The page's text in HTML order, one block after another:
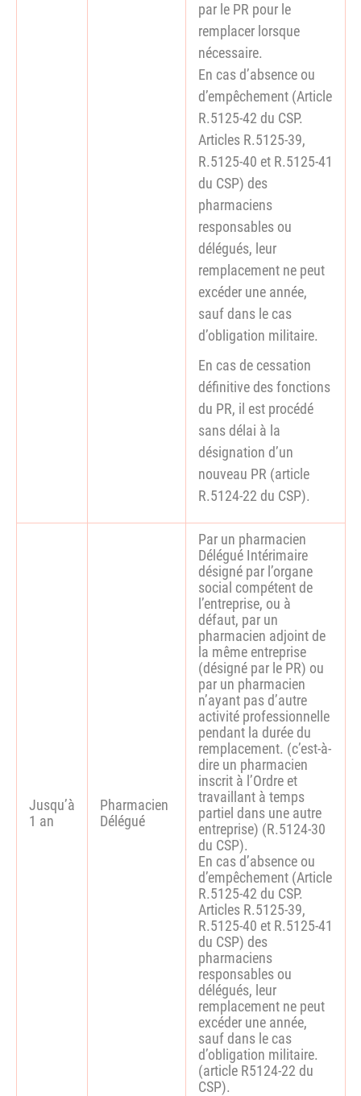
par le PR pour le
remplacer lorsque
nécessaire.
En cas d’absence ou
d’empêchement (Article
R.5125-42 du CSP.
Articles R.5125-39,
R.5125-40 et R.5125-41
du CSP) des
pharmaciens
responsables ou
délégués, leur
remplacement ne peut
excéder une année,
sauf dans le cas
d’obligation militaire.
En cas de cessation
définitive des fonctions
du PR, il est procédé
sans délai à la
désignation d’un
nouveau PR (article
R.5124-22 du CSP).
Jusqu’à
1 an
Pharmacien
Délégué
Par un pharmacien
Délégué Intérimaire
désigné par l’organe
social compétent de
l’entreprise, ou à
défaut, par un
pharmacien adjoint de
la même entreprise
(désigné par le PR) ou
par un pharmacien
n’ayant pas d’autre
activité professionnelle
pendant la durée du
remplacement. (c’est-à-
dire un pharmacien
inscrit à l’Ordre et
travaillant à temps
partiel dans une autre
entreprise) (R.5124-30
du CSP).
En cas d’absence ou
d’empêchement (Article
R.5125-42 du CSP.
Articles R.5125-39,
R.5125-40 et R.5125-41
du CSP) des
pharmaciens
responsables ou
délégués, leur
remplacement ne peut
excéder une année,
sauf dans le cas
d’obligation militaire.
(article R5124-22 du
CSP).